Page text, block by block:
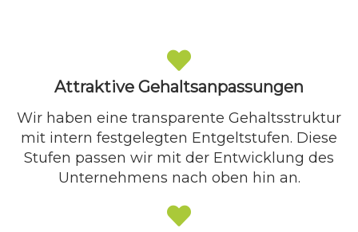
Attraktive Gehaltsanpassungen
Wir haben eine transparente Gehaltsstruktur
mit intern festgelegten Entgeltstufen. Diese
Stufen passen wir mit der Entwicklung des
Unternehmens nach oben hin an.